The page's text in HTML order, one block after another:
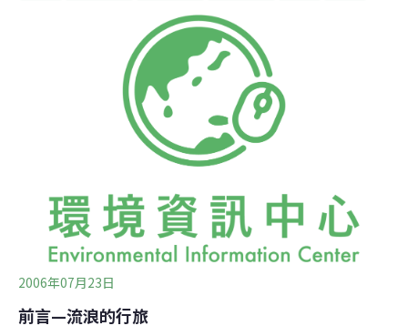
然在蘭嶼的「朗島漁港擴建工程」，把當地的美麗海岸破
壞得非常嚴重，讓許多人都非常心痛。記得幾年前，我曾
經因為拍攝飛魚祭，而造訪過這片令人驚艷的朗島灣。她
平靜而溫柔，幾艘傳統拼板船停泊在卵石上，美得有如一
幅畫，啟發無數人的創意與靈感。但是最近我又重返舊
地，望著眼前的一片混亂，腦海中的美好印象立刻粉碎，
我看到海洋在哭泣，過去在這裡舉行傳統儀式的動人影像
展「觀光」，決定大興漁港建設，但是他們沒有想到，把
這些不必要的水泥工程帶向這片海灣時，就已經把「觀
2006年07月23日
前言—流浪的行旅